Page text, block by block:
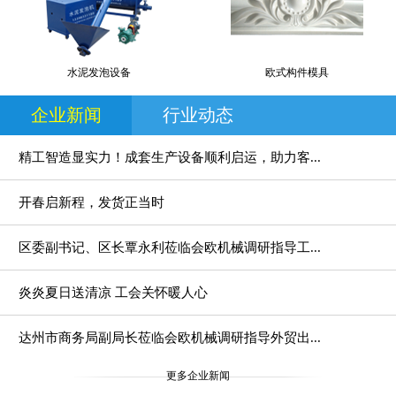
水泥发泡设备 欧式构件模具
企业新闻 行业动态
精工智造显实力！成套生产设备顺利启运，助力客...
开春启新程，发货正当时
区委副书记、区长覃永利莅临会欧机械调研指导工...
炎炎夏日送清凉 工会关怀暖人心
达州市商务局副局长莅临会欧机械调研指导外贸出...
更多企业新闻